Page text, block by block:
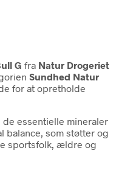
G fra Natur Drogeriet
Sundhed Natur
for at opretholde
essentielle mineraler
balance, som støtter og
sportsfolk, ældre og